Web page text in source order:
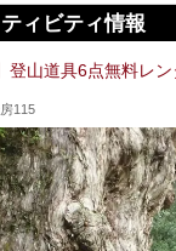
ましたが、今回もオープ
リニューアルした浴室・
や注意事項などを詳細レ
ィビティ情報
登山道具6点無料レ
115